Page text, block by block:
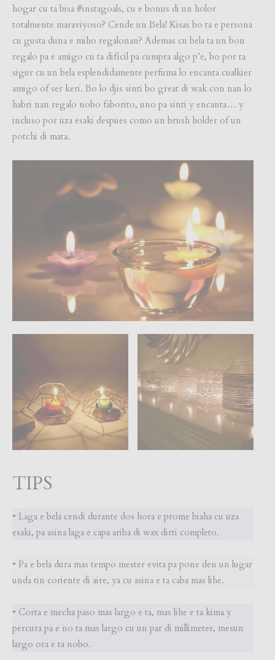
hogar cu ta bisa #instagoals, cu e bonus di un holor
totalmente maraviyoso? Cende un Bela! Kisas bo ta e persona
cu gusta duna e miho regalonan? Ademas cu bela ta un bon
regalo pa e amigo cu ta difícil pa cumpra algo p’e, bo por ta
sigur cu un bela esplendidamente perfuma lo encanta cualkier
amigo of ser keri. Bo lo djis sinti bo great di wak con nan lo
habri nan regalo nobo faborito, uno pa sinti y encanta… y
incluso por uza esaki despues como un brush holder of un
potchi di mata.
TIPS
• Laga e bela cendi durante dos hora e prome biaha cu uza
esaki, pa asina laga e capa ariba di wax dirti completo.
• Pa e bela dura mas tempo mester evita pa pone den un lugar
unda tin coriente di aire, ya cu asina e ta caba mas lihe.
• Corta e mecha paso mas largo e ta, mas lihe e ta kima y
percura pa e no ta mas largo cu un par di millimeter, mesun
largo ora e ta nobo.